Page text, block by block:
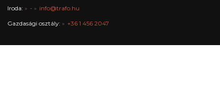
Iroda: - info@trafo.hu
Gazdasági osztály: +36 1 456 2047